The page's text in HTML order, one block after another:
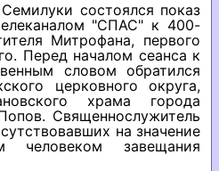
состоялся показ
"СПАС" к 400-
Митрофана, первого
Перед началом сеанса к
словом обратился
церковного округа,
храма города
Священнослужитель
на значение
человеком завещания